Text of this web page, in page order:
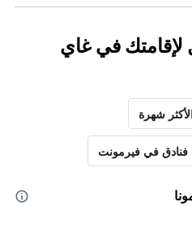
لإقامتك في غاي
شهرة
فنادق في فيرمونت